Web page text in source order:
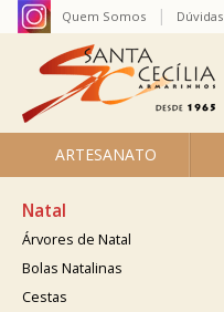
ARTESANATO
Quem Somos Dúvidas
Natal
Árvores de Natal
Bolas Natalinas
Cestas